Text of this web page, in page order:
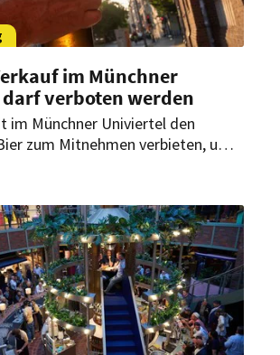
im Münchner
verboten werden
im Münchner Univiertel den
zum Mitnehmen verbieten, um
direkter Bedeutung für Betriebe
Haus-Verkauf.